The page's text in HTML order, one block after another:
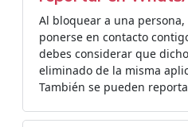
Al bloquear a una
ponerse en contacto
debes considerar que
eliminado de la misma
También se pueden